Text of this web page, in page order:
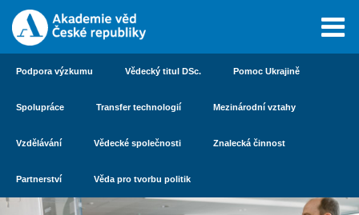
Podpora výzkumu Vědecký titul DSc. Pomoc Ukrajině
Spolupráce Transfer technologií Mezinárodní vztahy
Vzdělávání Vědecké společnosti Znalecká činnost
Partnerství Věda pro tvorbu politik